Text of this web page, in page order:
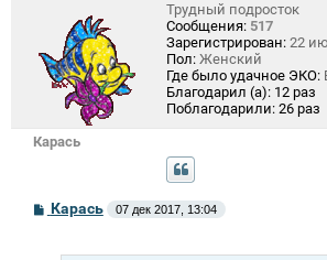
Карась
Трудный подросток
Сообщения: 517
Зарегистрирован: 22
Пол: Женский
Где было удачное ЭКО:
Благодарил (а): 12 раз
Поблагодарили: 26 раз
СКарась 07 дек 2017, 13:04